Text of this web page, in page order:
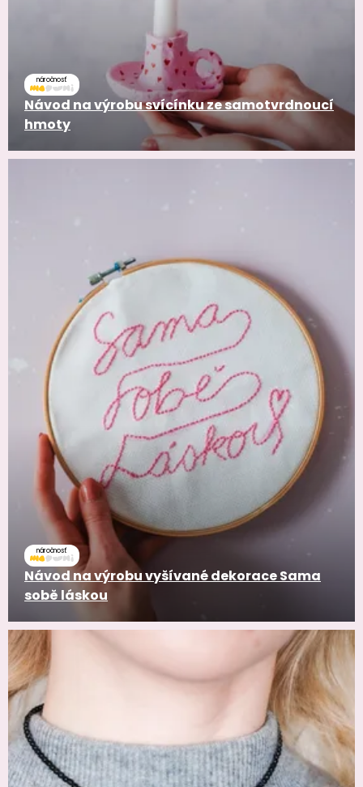
náročnosť
Návod na výrobu svícínku ze samotvrdnoucí
hmoty
náročnosť
Návod na výrobu vyšívané dekorace Sama
sobě láskou